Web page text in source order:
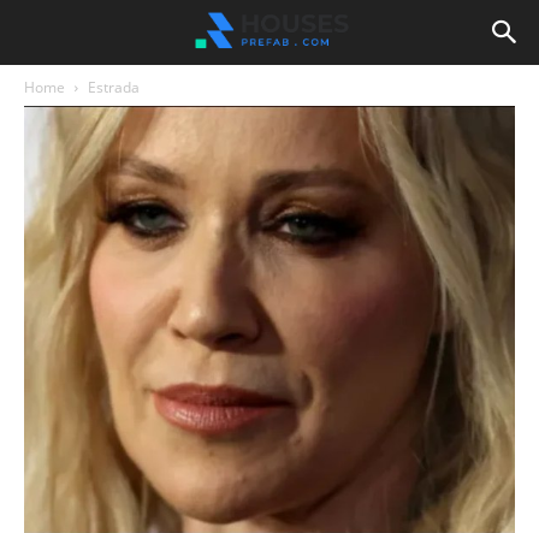
Home Estrada